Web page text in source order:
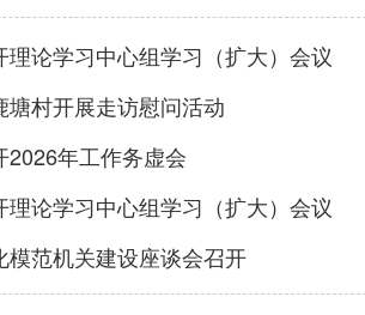
理论学习中心组学习（扩大）会议
塘村开展走访慰问活动
2026年工作务虚会
理论学习中心组学习（扩大）会议
模范机关建设座谈会召开